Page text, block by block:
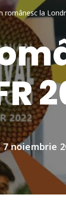
românesc la
7 noiembrie